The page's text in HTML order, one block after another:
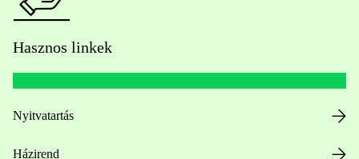
Hasznos linkek
Nyitvatartás
Házirend